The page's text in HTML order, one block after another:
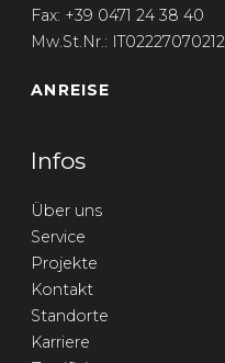
Fax: +39 0471 24 38 40
Mw.St.Nr.: IT02227070212
ANREISE
Infos
Über uns
Service
Projekte
Kontakt
Standorte
Karriere